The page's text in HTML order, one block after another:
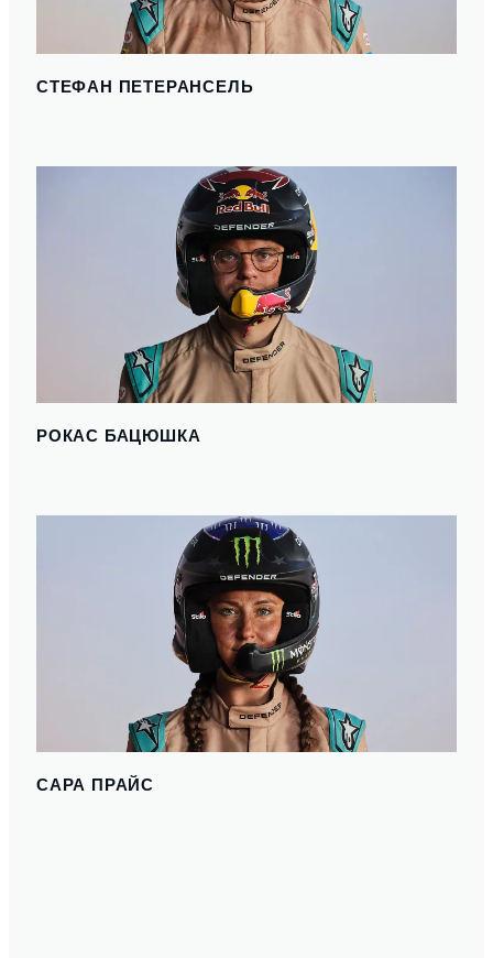
СТЕФАН ПЕТЕРАНСЕЛЬ
РОКАС БАЦЮШКА
САРА ПРАЙС